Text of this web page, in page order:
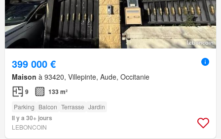
399 000 €
Maison à 93420, Villepinte, Aude, Occitanie
9 133 m²
Parking Balcon Terrasse Jardin
Il y a 30+ jours
LEBONCOIN